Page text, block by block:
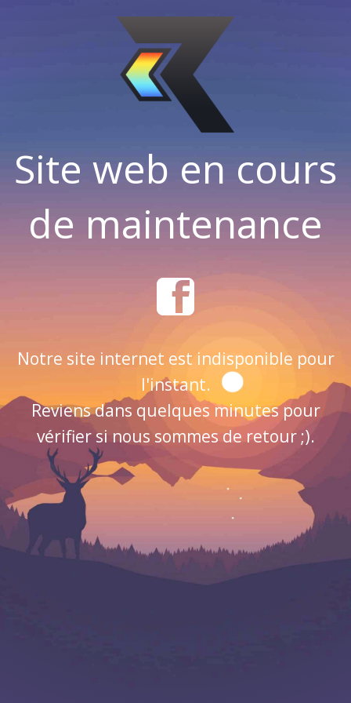
Site web en cours
de maintenance
Notre site internet est indisponible pour
l'instant.
Reviens dans quelques minutes pour
vérifier si nous sommes de retour ;).